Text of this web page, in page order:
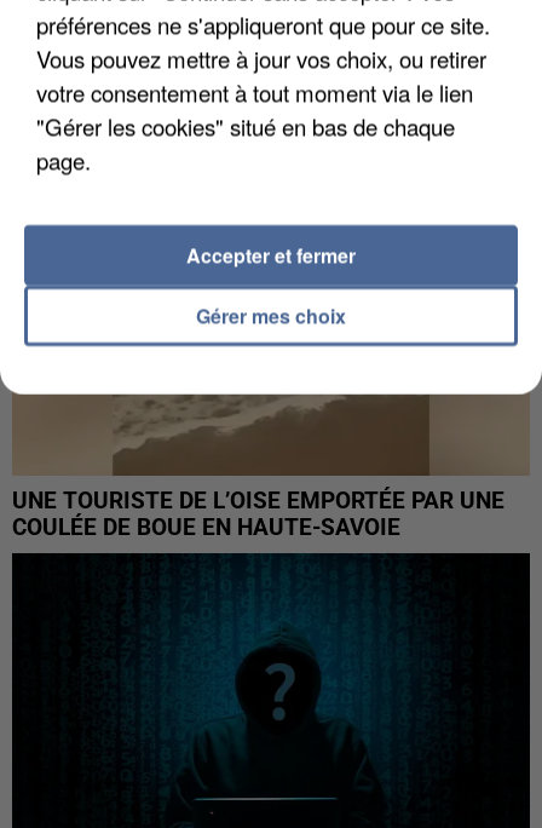
UN SECOND CADRE DE LA DZ MAFIA
INTERPELLÉ EN ALGÉRIE
UNE TOURISTE DE L’OISE EMPORTÉE PAR UNE
COULÉE DE BOUE EN HAUTE-SAVOIE
préférences ne s'appliqueront que pour ce site.
Vous pouvez mettre à jour vos choix, ou retirer
votre consentement à tout moment via le lien
"Gérer les cookies" situé en bas de chaque
page.
Gérer mes choix
Accepter et fermer